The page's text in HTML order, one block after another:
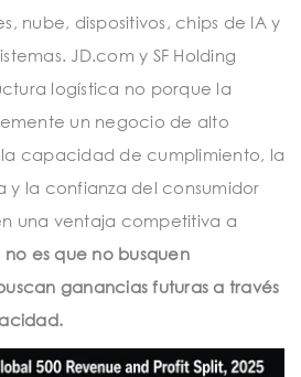
nube, dispositivos, chips de IA y
JD.com y SF Holding
logística no porque la
un negocio de alto
capacidad de cumplimiento, la
la confianza del consumidor
una ventaja competitiva a
no es que no busquen
ganancias futuras a través